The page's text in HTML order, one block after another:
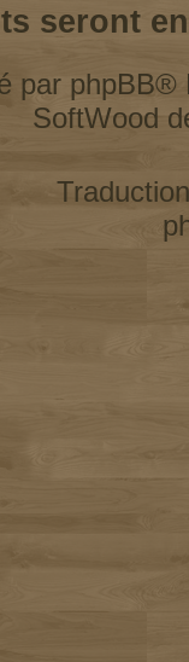
seront
par phpBB®
SoftWood